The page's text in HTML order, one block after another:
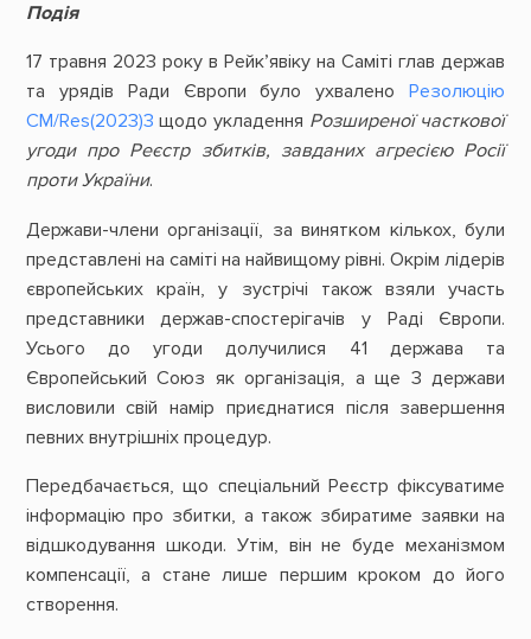
Подія
17 травня 2023 року в Рейк’явіку на Саміті глав держав
та урядів Ради Європи було ухваленоРезолюцію
CM/Res(2023)3 щодо укладення Розширеної часткової
угоди про Реєстр збитків, завданих агресією Росії
проти України.
Держави-члени організації, за винятком кількох, були
представлені на саміті на найвищому рівні. Окрім лідерів
європейських країн, у зустрічі також взяли участь
представники держав-спостерігачів у Раді Європи.
Усього до угоди долучилися 41 держава та
Європейський Союз як організація, а ще 3 держави
висловили свій намір приєднатися після завершення
певних внутрішніх процедур.
Передбачається, що спеціальний Реєстр фіксуватиме
інформацію про збитки, а також збиратиме заявки на
відшкодування шкоди. Утім, він не буде механізмом
компенсації, а стане лише першим кроком до його
створення.